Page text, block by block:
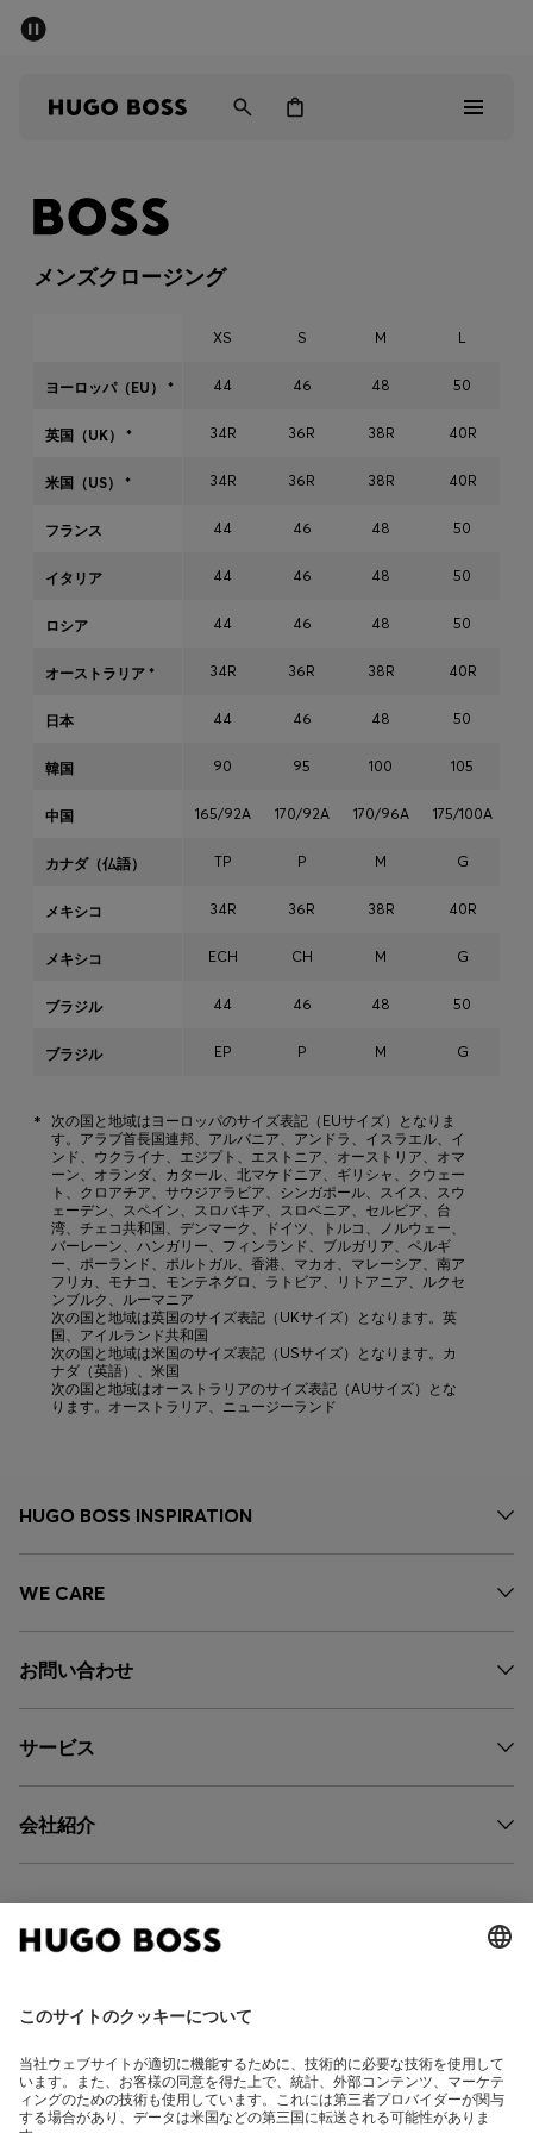
パブリックセール
ギフト
詳細を見る
お問い合わせ＆サービス
店舗検索
言語 (
メンズクロージング
XS S M L
44 46 48 50
34R 36R 38R 40R
34R 36R 38R 40R
44 46 48 50
44 46 48 50
44 46 48 50
34R 36R 38R 40R
44 46 48 50
90 95 100 105
165/92A 170/92A 170/96A 175/100A
TP P M G
34R 36R 38R 40R
ECH CH M G
44 46 48 50
EP P M G
ヨーロッパ（EU） *
英国（UK） *
米国（US） *
フランス
イタリア
ロシア
オーストラリア *
日本
韓国
中国
カナダ（仏語）
メキシコ
メキシコ
ブラジル
ブラジル
*
次の国と地域はヨーロッパのサイズ表記（EUサイズ）となりま
す。アラブ首長国連邦、アルバニア、アンドラ、イスラエル、イ
ンド、ウクライナ、エジプト、エストニア、オーストリア、オマ
ーン、オランダ、カタール、北マケドニア、ギリシャ、クウェー
ト、クロアチア、サウジアラビア、シンガポール、スイス、スウ
ェーデン、スペイン、スロバキア、スロベニア、セルビア、台
湾、チェコ共和国、デンマーク、ドイツ、トルコ、ノルウェー、
バーレーン、ハンガリー、フィンランド、ブルガリア、ベルギ
ー、ポーランド、ポルトガル、香港、マカオ、マレーシア、南ア
フリカ、モナコ、モンテネグロ、ラトビア、リトアニア、ルクセ
ンブルク、ルーマニア
次の国と地域は英国のサイズ表記（UKサイズ）となります。英
国、アイルランド共和国
次の国と地域は米国のサイズ表記（USサイズ）となります。カ
ナダ（英語）、米国
次の国と地域はオーストラリアのサイズ表記（AUサイズ）とな
ります。オーストラリア、ニュージーランド
HUGO BOSS INSPIRATION
WE CARE
お問い合わせ
サービス
会社紹介
FOLLOW US